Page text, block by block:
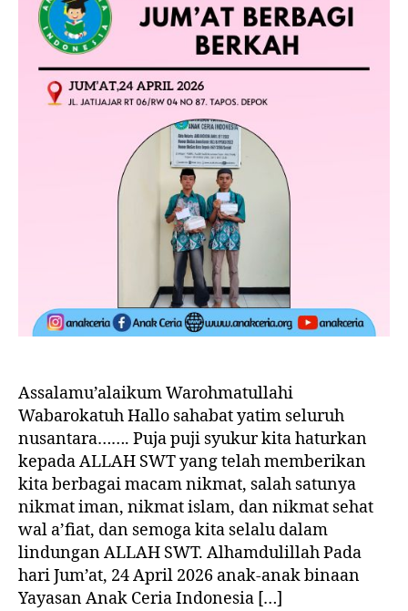
Assalamu’alaikum Warohmatullahi
Wabarokatuh Hallo sahabat yatim seluruh
nusantara……. Puja puji syukur kita haturkan
kepada ALLAH SWT yang telah memberikan
kita berbagai macam nikmat, salah satunya
nikmat iman, nikmat islam, dan nikmat sehat
wal a’fiat, dan semoga kita selalu dalam
lindungan ALLAH SWT. Alhamdulillah Pada
hari Jum’at, 24 April 2026 anak-anak binaan
Yayasan Anak Ceria Indonesia […]